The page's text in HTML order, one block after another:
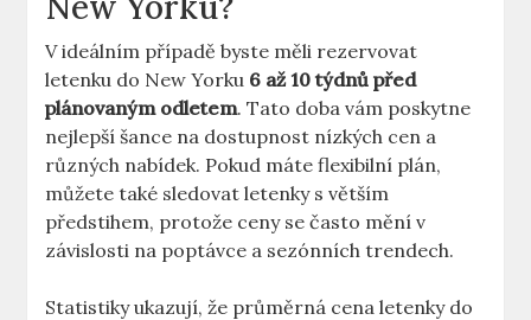
V ideálním případě byste měli rezervovat
letenku do New Yorku 6 až 10 týdnů před
plánovaným odletem. Tato doba vám poskytne
nejlepší šance na dostupnost nízkých cen a
různých nabídek. Pokud máte flexibilní plán,
můžete také sledovat letenky s větším
předstihem, protože ceny se často mění v
závislosti na poptávce a sezónních trendech.
Statistiky ukazují, že průměrná cena letenky do